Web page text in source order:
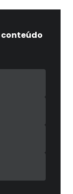
conteúdo